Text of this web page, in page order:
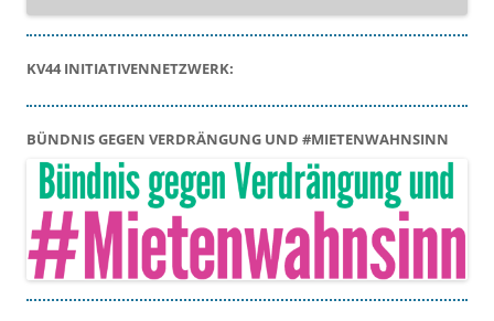
KV44 INITIATIVENNETZWERK:
BÜNDNIS GEGEN VERDRÄNGUNG UND #MIETENWAHNSINN